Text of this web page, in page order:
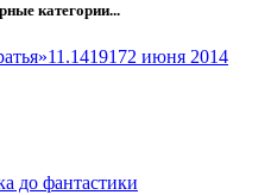
категории...
11.1419172 июня 2014
до фантастики